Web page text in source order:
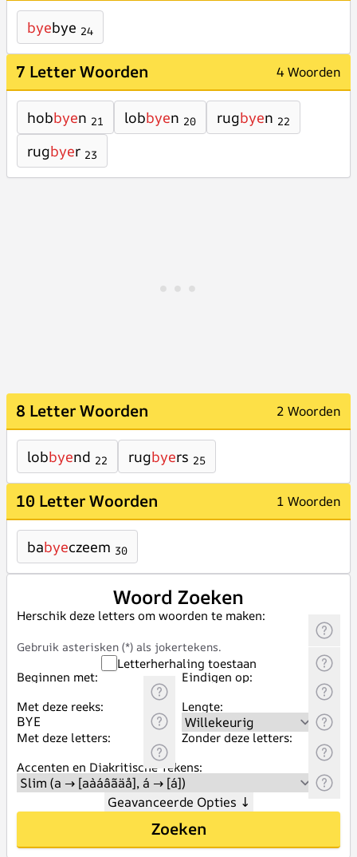
byebye 24
7 Letter Woorden 4 Woorden
hobbyen 21 lobbyen 20 rugbyen 22
rugbyer 23
8 Letter Woorden 2 Woorden
lobbyend 22 rugbyers 25
10 Letter Woorden 1 Woorden
babyeczeem 30
Woord Zoeken
Herschik deze letters om woorden te maken:
Gebruik asterisken (*) als jokertekens.
Letterherhaling toestaan
Beginnen met:
Eindigen op:
Met deze reeks:
Lengte:
Met deze letters:
Zonder deze letters:
Accenten en Diakritische Tekens:
Geavanceerde Opties ↓
Zoeken